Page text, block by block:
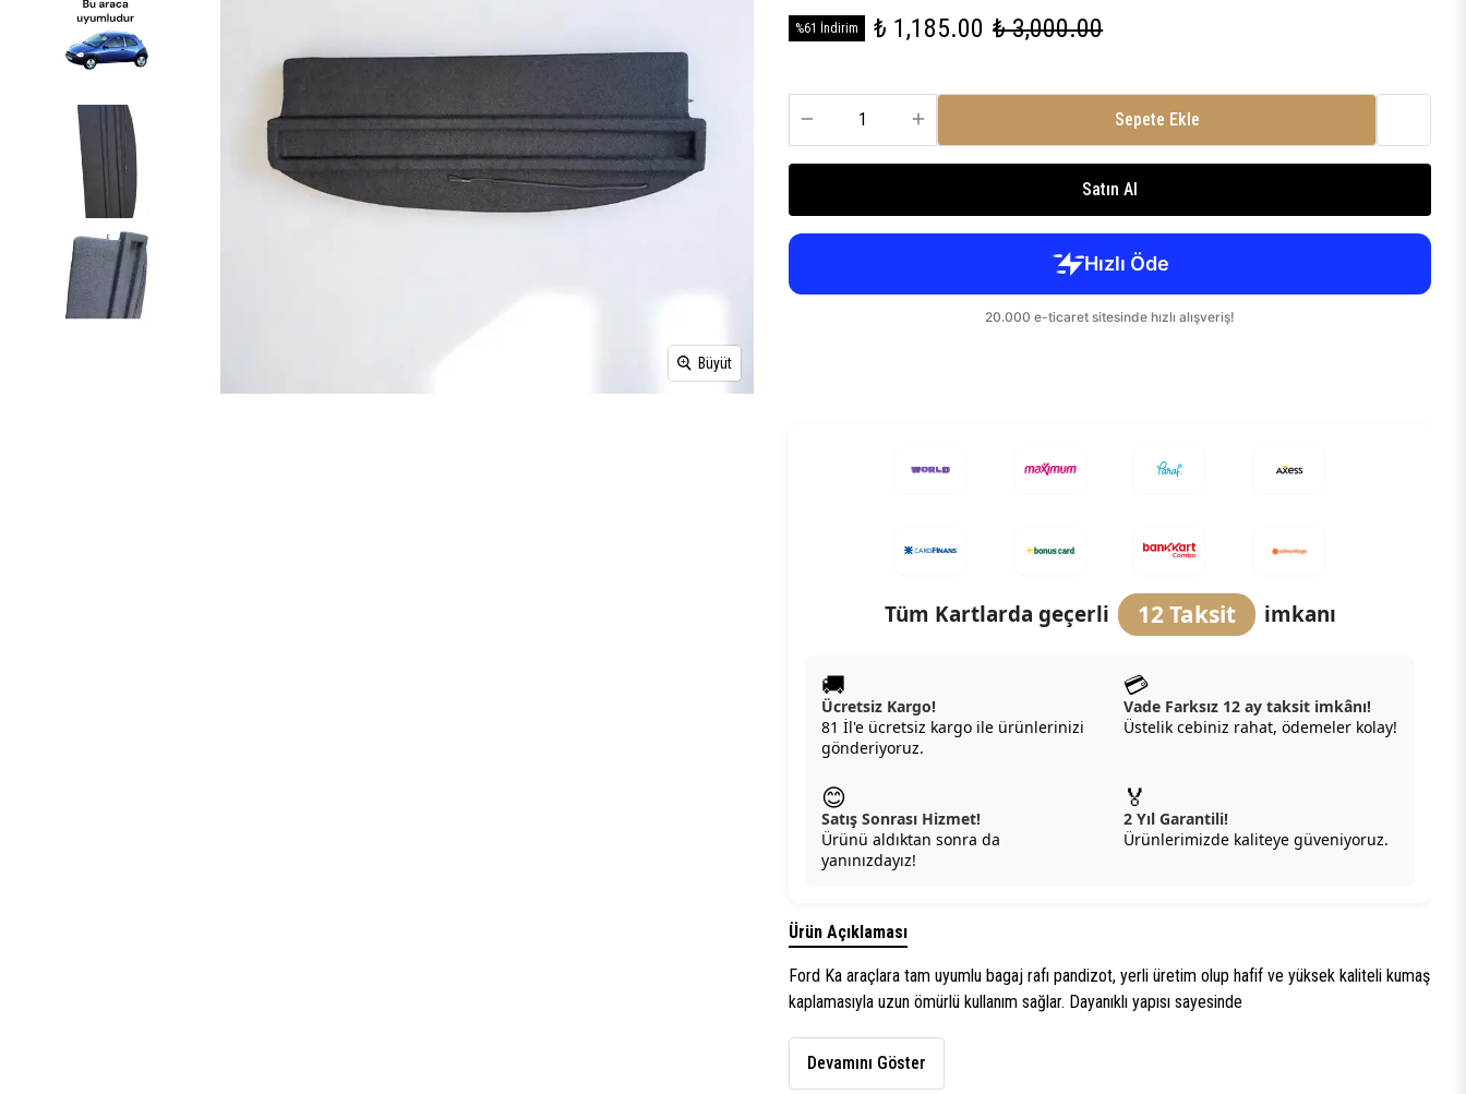
Büyüt
%61 İndirim ₺ 1,185.00 ₺ 3,000.00
Sepete Ekle
Satın Al
Tüm Kartlarda geçerli 12 Taksit imkanı
🚚
Ücretsiz Kargo!
81 İl'e ücretsiz kargo ile ürünlerinizi
gönderiyoruz.
💳
Vade Farksız 12 ay taksit imkânı!
Üstelik cebiniz rahat, ödemeler kolay!
😊
Satış Sonrası Hizmet!
Ürünü aldıktan sonra da
yanınızdayız!
🏅
2 Yıl Garantili!
Ürünlerimizde kaliteye güveniyoruz.
Ürün Açıklaması
Ford Ka araçlara tam uyumlu bagaj rafı pandizot, yerli üretim olup hafif ve yüksek kaliteli kumaş
kaplamasıyla uzun ömürlü kullanım sağlar. Dayanıklı yapısı sayesinde
Devamını Göster